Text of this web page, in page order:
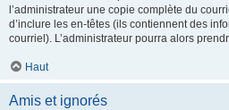
l’administrateur une copie complète du
d’inclure les en-têtes (ils contiennent des
courriel). L’administrateur pourra alors
Haut
Amis et ignorés